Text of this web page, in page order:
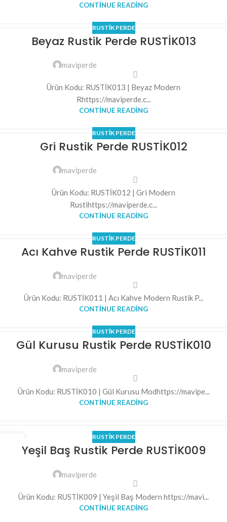
CONTINUE READING
RUSTIK PERDE
Beyaz Rustik Perde RUSTİK013
maviperde
Ürün Kodu: RUSTİK013 | Beyaz Modern
Rhttps://maviperde.c...
CONTINUE READING
RUSTIK PERDE
Gri Rustik Perde RUSTİK012
maviperde
Ürün Kodu: RUSTİK012 | Gri Modern
Rustihttps://maviperde.c...
CONTINUE READING
RUSTIK PERDE
Acı Kahve Rustik Perde RUSTİK011
maviperde
Ürün Kodu: RUSTİK011 | Acı Kahve Modern Rustik P...
CONTINUE READING
RUSTIK PERDE
Gül Kurusu Rustik Perde RUSTİK010
maviperde
Ürün Kodu: RUSTİK010 | Gül Kurusu Modhttps://mavipe...
CONTINUE READING
RUSTIK PERDE
Yeşil Baş Rustik Perde RUSTİK009
maviperde
Ürün Kodu: RUSTİK009 | Yeşil Baş Modern https://mavi...
CONTINUE READING